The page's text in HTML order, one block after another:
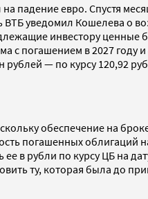
падение евро. Спустя
ВТБ уведомил Кошелева о
инвестору ценные
с погашением в 2027 году
— по курсу 120,92
обеспечение на
погашенных облигаций
в рубли по курсу ЦБ на
ту, которая была до